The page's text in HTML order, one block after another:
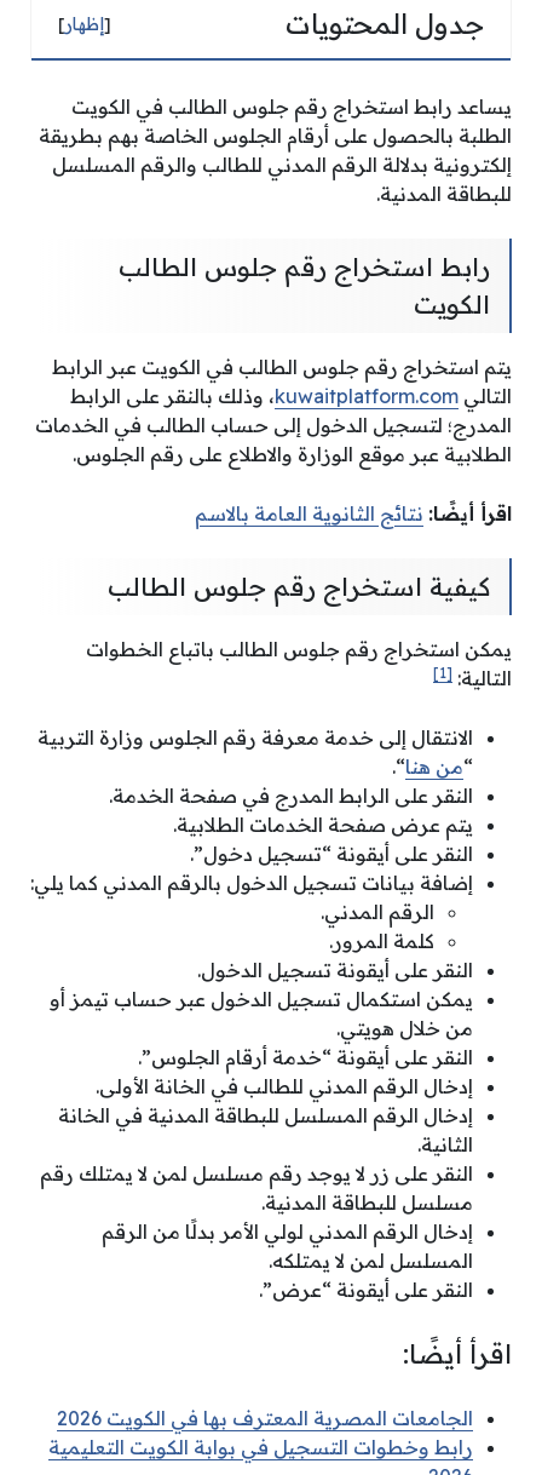
جدول المحتويات [إظهار]
يساعد رابط استخراج رقم جلوس الطالب في الكويت
الطلبة بالحصول على أرقام الجلوس الخاصة بهم بطريقة
إلكترونية بدلالة الرقم المدني للطالب والرقم المسلسل
للبطاقة المدنية.
رابط استخراج رقم جلوس الطالب
الكويت
يتم استخراج رقم جلوس الطالب في الكويت عبر الرابط
التالي kuwaitplatform.com، وذلك بالنقر على الرابط
المدرج؛ لتسجيل الدخول إلى حساب الطالب في الخدمات
الطلابية عبر موقع الوزارة والاطلاع على رقم الجلوس.
اقرأ أيضًا: نتائج الثانوية العامة بالاسم
كيفية استخراج رقم جلوس الطالب
يمكن استخراج رقم جلوس الطالب باتباع الخطوات
التالية: [1]
الانتقال إلى خدمة معرفة رقم الجلوس وزارة التربية
“من هنا“.
النقر على الرابط المدرج في صفحة الخدمة.
يتم عرض صفحة الخدمات الطلابية.
النقر على أيقونة “تسجيل دخول”.
إضافة بيانات تسجيل الدخول بالرقم المدني كما يلي:
الرقم المدني.
كلمة المرور.
النقر على أيقونة تسجيل الدخول.
يمكن استكمال تسجيل الدخول عبر حساب تيمز أو
من خلال هويتي.
النقر على أيقونة “خدمة أرقام الجلوس”.
إدخال الرقم المدني للطالب في الخانة الأولى.
إدخال الرقم المسلسل للبطاقة المدنية في الخانة
الثانية.
النقر على زر لا يوجد رقم مسلسل لمن لا يمتلك رقم
مسلسل للبطاقة المدنية.
إدخال الرقم المدني لولي الأمر بدلًا من الرقم
المسلسل لمن لا يمتلكه.
النقر على أيقونة “عرض”.
اقرأ أيضًا:
الجامعات المصرية المعترف بها في الكويت 2026
رابط وخطوات التسجيل في بوابة الكويت التعليمية